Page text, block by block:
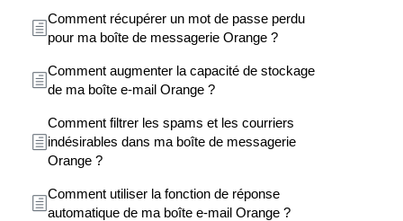
Comment récupérer un mot de passe perdu
pour ma boîte de messagerie Orange ?
Comment augmenter la capacité de stockage
de ma boîte e-mail Orange ?
Comment filtrer les spams et les courriers
indésirables dans ma boîte de messagerie
Orange ?
Comment utiliser la fonction de réponse
automatique de ma boîte e-mail Orange ?